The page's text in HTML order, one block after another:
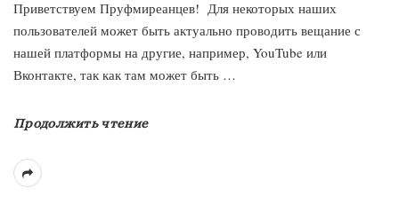
Приветствуем Пруфмиреанцев! Для некоторых наших
пользователей может быть актуально проводить вещание с
нашей платформы на другие, например, YouTube или
Вконтакте, так как там может быть …
Продолжить чтение